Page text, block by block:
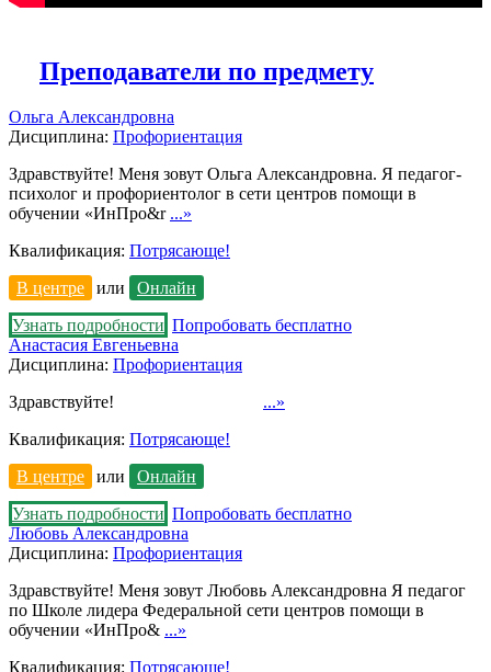
Преподаватели по предмету
Ольга Александровна
Дисциплина: Профориентация
Здравствуйте! Меня зовут Ольга Александровна. Я педагог-
психолог и профориентолог в сети центров помощи в
обучении «ИнПро&r ...»
Квалификация: Потрясающе!
В центре
или
Онлайн
Узнать подробности Попробовать бесплатно
Анастасия Евгеньевна
Дисциплина: Профориентация
Здравствуйте! ...»
Квалификация: Потрясающе!
В центре
или
Онлайн
Узнать подробности Попробовать бесплатно
Любовь Александровна
Дисциплина: Профориентация
Здравствуйте! Меня зовут Любовь Александровна Я педагог
по Школе лидера Федеральной сети центров помощи в
обучении «ИнПро& ...»
Квалификация: Потрясающе!